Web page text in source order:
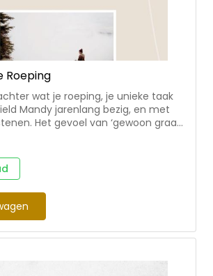
Roeping
wat je roeping, je unieke taak
Mandy jarenlang bezig, en met
Het gevoel van ‘gewoon graag
kwam ze samen met God tot
Kwaliteiten, dromen, samenwerken
van de Heilige Geest en leugens
Wittekoek- den
vijf jaar diepzinnige overdenkingen
Zij Lacht. Met haar vlotte pen en
van denken maakt zij het